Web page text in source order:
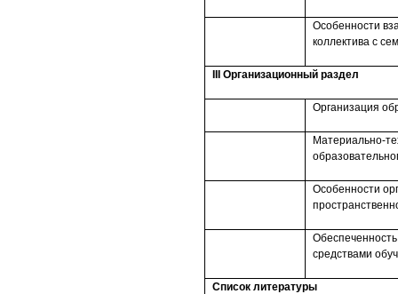
Особенности
коллектива с
Организационный раздел
Организация
Материально-
Особенности
средствами
Список литературы